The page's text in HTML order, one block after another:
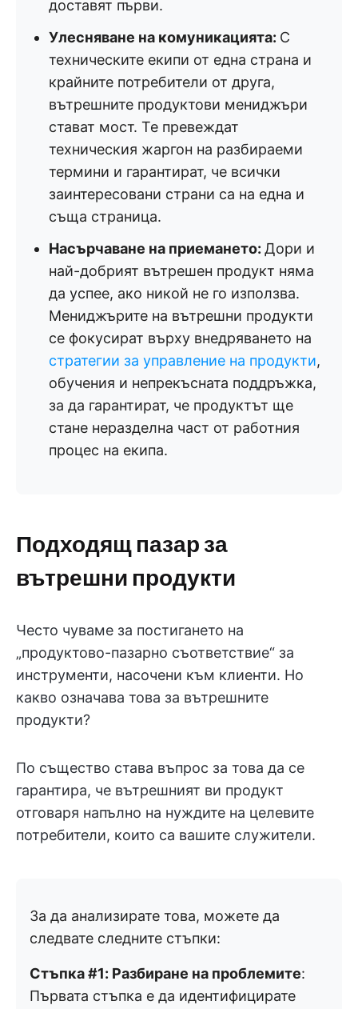
доставят първи.
Улесняване на комуникацията: С
техническите екипи от една страна и
крайните потребители от друга,
вътрешните продуктови мениджъри
стават мост. Те превеждат
техническия жаргон на разбираеми
термини и гарантират, че всички
заинтересовани страни са на една и
съща страница.
Насърчаване на приемането: Дори и
най-добрият вътрешен продукт няма
да успее, ако никой не го използва.
Мениджърите на вътрешни продукти
се фокусират върху внедряването на
стратегии за управление на продукти,
обучения и непрекъсната поддръжка,
за да гарантират, че продуктът ще
стане неразделна част от работния
процес на екипа.
Подходящ пазар за
вътрешни продукти
Често чуваме за постигането на
„продуктово-пазарно съответствие“ за
инструменти, насочени към клиенти. Но
какво означава това за вътрешните
продукти?
По същество става въпрос за това да се
гарантира, че вътрешният ви продукт
отговаря напълно на нуждите на целевите
потребители, които са вашите служители.
За да анализирате това, можете да
следвате следните стъпки:
Стъпка #1: Разбиране на проблемите:
Първата стъпка е да идентифицирате